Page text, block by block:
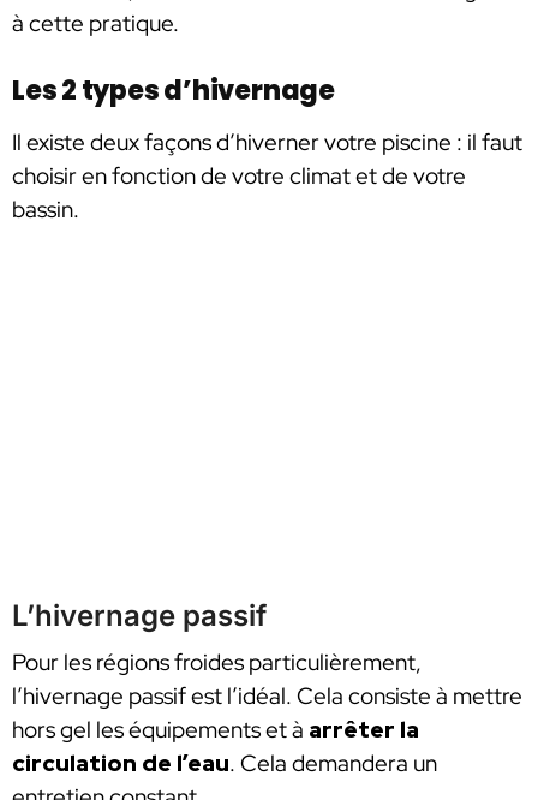
à cette pratique.
Les 2 types d’hivernage
Il existe deux façons d’hiverner votre piscine : il faut
choisir en fonction de votre climat et de votre
bassin.
L’hivernage passif
Pour les régions froides particulièrement,
l’hivernage passif est l’idéal. Cela consiste à mettre
hors gel les équipements et à arrêter la
circulation de l’eau. Cela demandera un